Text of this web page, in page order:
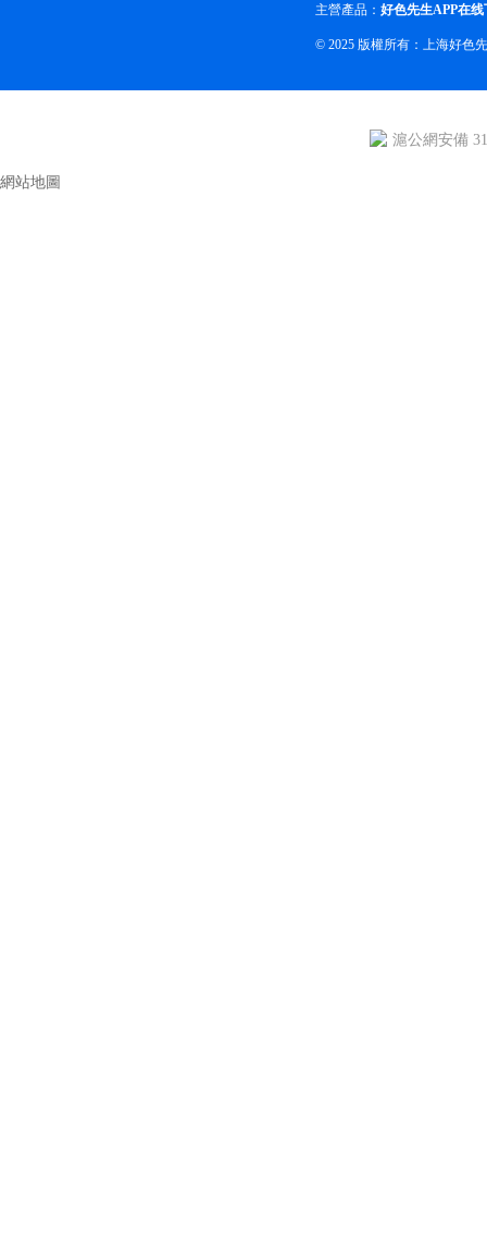
主營產品： 好色先生APP在线
© 2025 版權所有：上海好色
滬公網安備
網站地圖